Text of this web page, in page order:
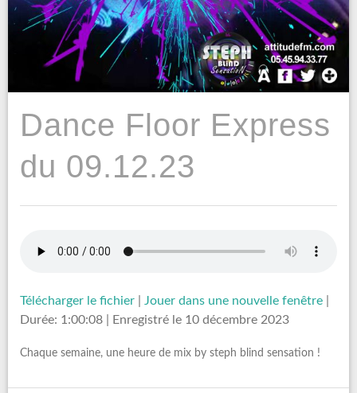
Dance Floor Express
du 09.12.23
Télécharger le fichier Jouer dans une nouvelle fenêtre
Durée: 1:00:08
Enregistré le 10 décembre 2023
Chaque semaine, une heure de mix by steph blind sensation !